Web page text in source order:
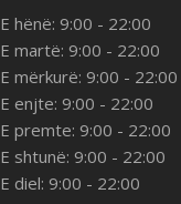
E hënë: 9:00 - 22:00
E martë: 9:00 - 22:00
E mërkurë: 9:00 - 22:00
E enjte: 9:00 - 22:00
E premte: 9:00 - 22:00
E shtunë: 9:00 - 22:00
E diel: 9:00 - 22:00